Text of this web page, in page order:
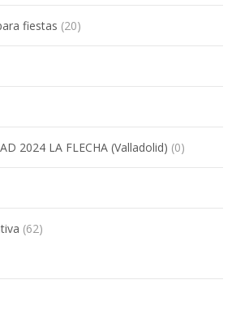
fiestas (20)
2024 LA FLECHA (Valladolid) (0)
(62)